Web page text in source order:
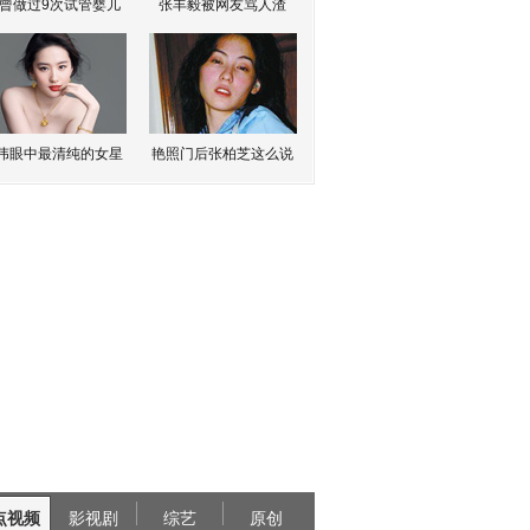
做过9次试管婴儿 张丰毅被网友骂人渣
眼中最清纯的女星 艳照门后张柏芝这么说
视频 影视剧 综艺 原创